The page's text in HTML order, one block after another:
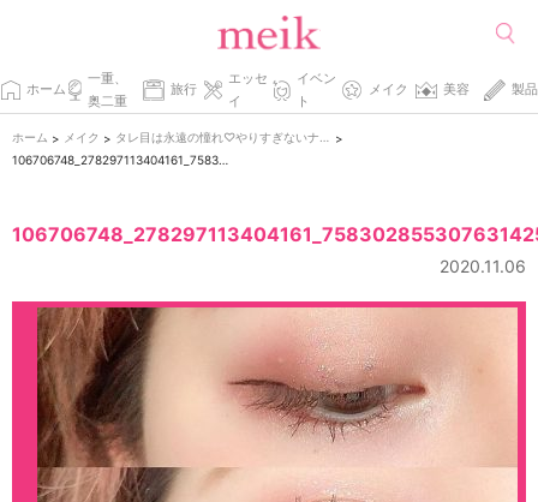
ホーム
一重、
奥二重
旅行
エッセ
イ
イベン
ト
メイク 美容 製品
ホーム > メイク >
>
106706748_278297113404161_7583028553076314251_n
2020.11.06